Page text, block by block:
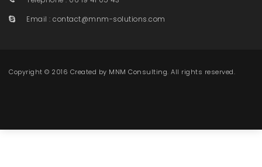
Email : contact@mnm-solutions.com
Copyright © 2016 Created by MNM Consulting. All rights reserved.